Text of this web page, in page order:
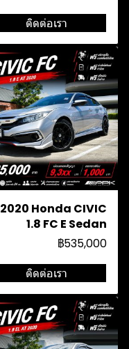
ติดต่อเรา
2020 Honda CIVIC
1.8 FC E Sedan
฿535,000
ติดต่อเรา